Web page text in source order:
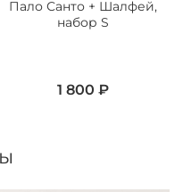
Пало Санто + Шалфей,
набор S
1 800 ₽